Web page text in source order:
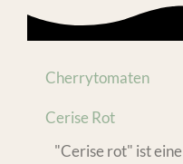
Cherrytomaten
Cerise Rot
"Cerise rot" ist